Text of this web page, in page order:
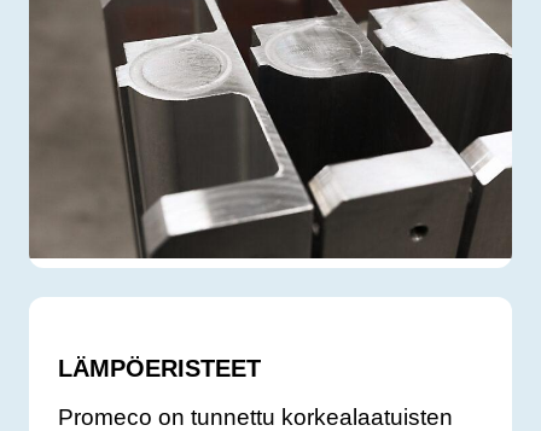
LÄMPÖERISTEET
Promeco on tunnettu korkealaatuisten